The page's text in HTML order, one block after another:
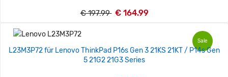
€ 197.99 € 164.99
Sale
L23M3P72 für Lenovo ThinkPad P16s Gen 3 21KS 21KT / P14s Gen
5 21G2 21G3 Series